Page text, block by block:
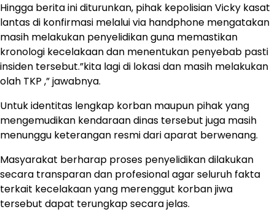
Hingga berita ini diturunkan, pihak kepolisian Vicky kasat
lantas di konfirmasi melalui via handphone mengatakan
masih melakukan penyelidikan guna memastikan
kronologi kecelakaan dan menentukan penyebab pasti
insiden tersebut.”kita lagi di lokasi dan masih melakukan
olah TKP ,” jawabnya.
Untuk identitas lengkap korban maupun pihak yang
mengemudikan kendaraan dinas tersebut juga masih
menunggu keterangan resmi dari aparat berwenang.
Masyarakat berharap proses penyelidikan dilakukan
secara transparan dan profesional agar seluruh fakta
terkait kecelakaan yang merenggut korban jiwa
tersebut dapat terungkap secara jelas.